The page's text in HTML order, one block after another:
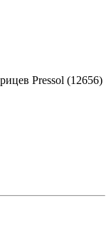
Pressol (12656)